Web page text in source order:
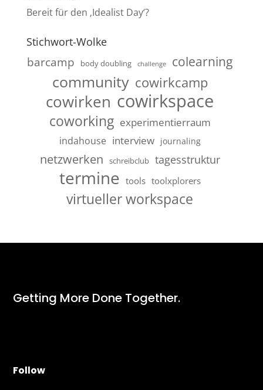
Bereit für den ‚Idealist Day‘?
Stichwort-Wolke
barcamp body doubling challenge colearning
community cowirkcamp
cowirken cowirkspace
coworking experimentierraum
indahouse interview journaling
netzwerken schreibclub tagesstruktur
termine tools toolxplorers
virtueller workspace
Getting More Done Together.
Follow